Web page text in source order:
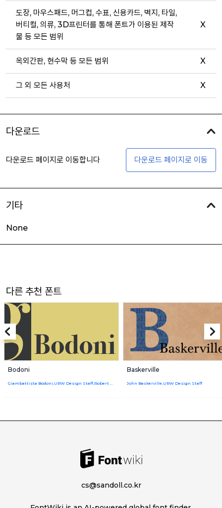
도장, 마우스패드, 머그컵, 수표, 신용카드, 벽지, 타일,
버티컬, 의류, 3D프린터를 통해 폰트가 이용된 제작
물 등 모든 범위
X
옥외간판, 현수막 등 모든 범위 X
그 외 모든 사용처 X
다운로드
다운로드 페이지로 이동합니다 다운로드 페이지로 이동
기타
None
다른 추천 폰트
Bodoni Baskerville
John Baskerville,URW Design Staff
cs@sandoll.co.kr